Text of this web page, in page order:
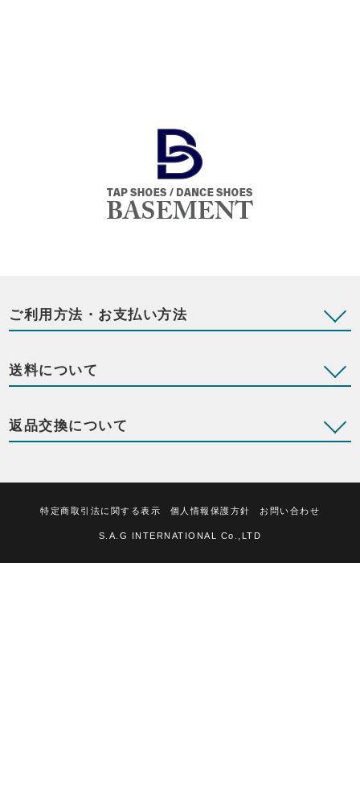
ご利用方法・お支払い方法
送料について
返品交換について
特定商取引法に関する表示 個人情報保護方針 お問い合わせ
S.A.G INTERNATIONAL Co.,LTD